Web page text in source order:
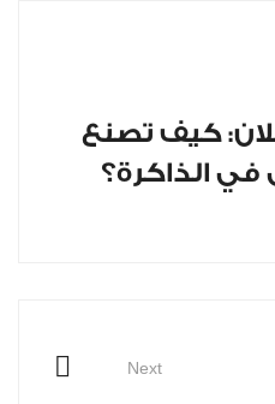
كيف تصنع
الذاكرة؟
Next